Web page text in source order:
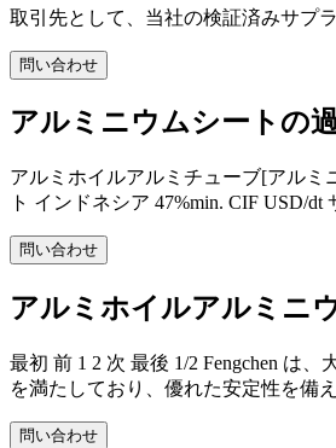
取引先として、当社の検証済みサプ
問い合わせ
アルミニウムシートの
アルミホイルアルミチューブ[アルミ
ト インドネシア 47%min. CIF USD/
問い合わせ
アルミホイルアルミニ
最初 前 1 2 次 最後 1/2 Fengchen は
を満たしており、優れた安定性を備
問い合わせ